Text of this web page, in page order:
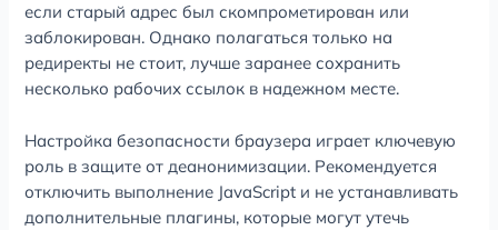
если старый адрес был скомпрометирован или
заблокирован. Однако полагаться только на
редиректы не стоит, лучше заранее сохранить
несколько рабочих ссылок в надежном месте.
Настройка безопасности браузера играет ключевую
роль в защите от деанонимизации. Рекомендуется
отключить выполнение JavaScript и не устанавливать
дополнительные плагины, которые могут утечь